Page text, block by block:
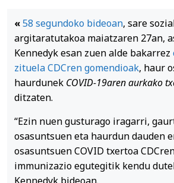
«58 segundoko bideoan, sare
argitaratutakoa maiatzaren 27an,
Kennedyk esan zuen alde bakarrez
zituela CDCren gomendioak, haur
haurdunek COVID-19aren aurkako
ditzaten.
“Ezin nuen gusturago iragarri,
osasuntsuen eta haurdun dauden
osasuntsuen COVID txertoa
immunizazio egutegitik kendu
Kennedyk bideoan.